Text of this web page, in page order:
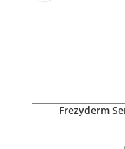
Frezyderm